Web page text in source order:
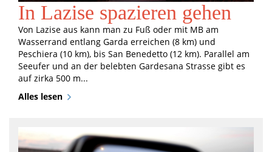
In Lazise spazieren gehen
Von Lazise aus kann man zu Fuß oder mit MB am
Wasserrand entlang Garda erreichen (8 km) und
Peschiera (10 km), bis San Benedetto (12 km). Parallel am
Seeufer und an der belebten Gardesana Strasse gibt es
auf zirka 500 m...
Alles lesen